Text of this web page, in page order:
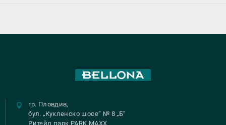
гр. Пловдив,
бул. „Кукленско шосе“ № 8 „Б“
Ритейл парк PARK MAXX